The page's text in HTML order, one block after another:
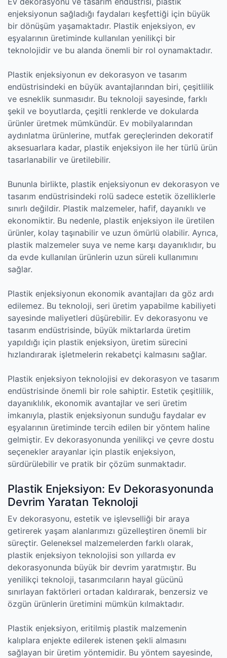
enjeksiyonun sağladığı faydaları keşfettiği için büyük
bir dönüşüm yaşamaktadır. Plastik enjeksiyon, ev
eşyalarının üretiminde kullanılan yenilikçi bir
teknolojidir ve bu alanda önemli bir rol oynamaktadır.
Plastik enjeksiyonun ev dekorasyon ve tasarım
endüstrisindeki en büyük avantajlarından biri, çeşitlilik
ve esneklik sunmasıdır. Bu teknoloji sayesinde, farklı
şekil ve boyutlarda, çeşitli renklerde ve dokularda
ürünler üretmek mümkündür. Ev mobilyalarından
aydınlatma ürünlerine, mutfak gereçlerinden dekoratif
aksesuarlara kadar, plastik enjeksiyon ile her türlü ürün
tasarlanabilir ve üretilebilir.
Bununla birlikte, plastik enjeksiyonun ev dekorasyon ve
tasarım endüstrisindeki rolü sadece estetik özelliklerle
sınırlı değildir. Plastik malzemeler, hafif, dayanıklı ve
ekonomiktir. Bu nedenle, plastik enjeksiyon ile üretilen
ürünler, kolay taşınabilir ve uzun ömürlü olabilir. Ayrıca,
plastik malzemeler suya ve neme karşı dayanıklıdır, bu
da evde kullanılan ürünlerin uzun süreli kullanımını
sağlar.
Plastik enjeksiyonun ekonomik avantajları da göz ardı
edilemez. Bu teknoloji, seri üretim yapabilme kabiliyeti
sayesinde maliyetleri düşürebilir. Ev dekorasyonu ve
tasarım endüstrisinde, büyük miktarlarda üretim
yapıldığı için plastik enjeksiyon, üretim sürecini
hızlandırarak işletmelerin rekabetçi kalmasını sağlar.
Plastik enjeksiyon teknolojisi ev dekorasyon ve tasarım
endüstrisinde önemli bir role sahiptir. Estetik çeşitlilik,
dayanıklılık, ekonomik avantajlar ve seri üretim
imkanıyla, plastik enjeksiyonun sunduğu faydalar ev
eşyalarının üretiminde tercih edilen bir yöntem haline
gelmiştir. Ev dekorasyonunda yenilikçi ve çevre dostu
seçenekler arayanlar için plastik enjeksiyon,
sürdürülebilir ve pratik bir çözüm sunmaktadır.
Plastik Enjeksiyon: Ev Dekorasyonunda
Devrim Yaratan Teknoloji
Ev dekorasyonu, estetik ve işlevselliği bir araya
getirerek yaşam alanlarımızı güzelleştiren önemli bir
süreçtir. Geleneksel malzemelerden farklı olarak,
plastik enjeksiyon teknolojisi son yıllarda ev
dekorasyonunda büyük bir devrim yaratmıştır. Bu
yenilikçi teknoloji, tasarımcıların hayal gücünü
sınırlayan faktörleri ortadan kaldırarak, benzersiz ve
özgün ürünlerin üretimini mümkün kılmaktadır.
Plastik enjeksiyon, eritilmiş plastik malzemenin
kalıplara enjekte edilerek istenen şekli almasını
sağlayan bir üretim yöntemidir. Bu yöntem sayesinde,